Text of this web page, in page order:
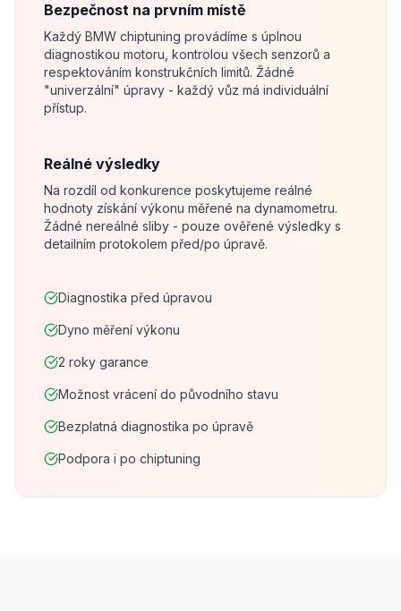
Bezpečnost na prvním místě
Každý BMW chiptuning provádíme s úplnou
diagnostikou motoru, kontrolou všech senzorů a
respektováním konstrukčních limitů. Žádné
"univerzální" úpravy - každý vůz má individuální
přístup.
Reálné výsledky
Na rozdíl od konkurence poskytujeme reálné
hodnoty získání výkonu měřené na dynamometru.
Žádné nereálné sliby - pouze ověřené výsledky s
detailním protokolem před/po úpravě.
Diagnostika před úpravou
Dyno měření výkonu
2 roky garance
Možnost vrácení do původního stavu
Bezplatná diagnostika po úpravě
Podpora i po chiptuning